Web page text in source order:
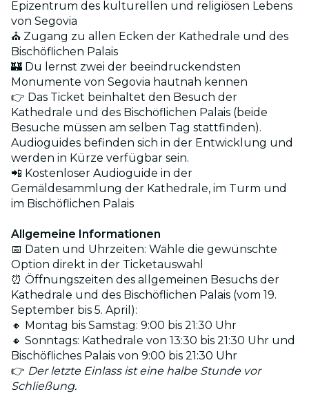
Epizentrum des kulturellen und religiösen Lebens
von Segovia
⛪ Zugang zu allen Ecken der Kathedrale und des
Bischöflichen Palais
🏰 Du lernst zwei der beeindruckendsten
Monumente von Segovia hautnah kennen
👉 Das Ticket beinhaltet den Besuch der
Kathedrale und des Bischöflichen Palais (beide
Besuche müssen am selben Tag stattfinden).
Audioguides befinden sich in der Entwicklung und
werden in Kürze verfügbar sein.
📲 Kostenloser Audioguide in der
Gemäldesammlung der Kathedrale, im Turm und
im Bischöflichen Palais
Allgemeine Informationen
📅 Daten und Uhrzeiten: Wähle die gewünschte
Option direkt in der Ticketauswahl
⏰ Öffnungszeiten des allgemeinen Besuchs der
Kathedrale und des Bischöflichen Palais (vom 19.
September bis 5. April):
🔸 Montag bis Samstag: 9:00 bis 21:30 Uhr
🔸 Sonntags: Kathedrale von 13:30 bis 21:30 Uhr und
Bischöfliches Palais von 9:00 bis 21:30 Uhr
👉 Der letzte Einlass ist eine halbe Stunde vor
Schließung.